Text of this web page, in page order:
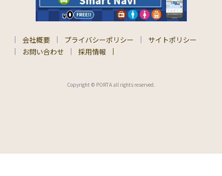
会社概要 プライバシーポリシー
サイトポリシー
お問い合わせ
採用情報
Copyright © PORTA all rights reserved.